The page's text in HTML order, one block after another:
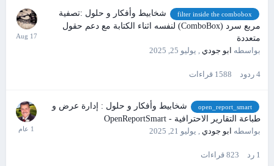
filter inside the combobox
شخابيط وأفكار و حلول :تصفية
مربع سرد (ComboBox) لنفسه اثناء الكتابة مع دعم حقول
متعددة
بواسطه ابو جودي, يوليو 25, 2025
4 ردود 1588 قراءات
open_report_smart
شخابيط وأفكار و حلول : إدارة عرض و
طباعة التقارير الاحترافية - OpenReportSmart
بواسطه ابو جودي, يوليو 21, 2025
1 رد 823 قراءات